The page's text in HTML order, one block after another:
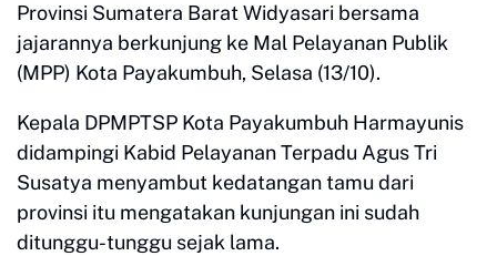
Provinsi Sumatera Barat Widyasari bersama
jajarannya berkunjung ke Mal Pelayanan Publik
(MPP) Kota Payakumbuh, Selasa (13/10).
Kepala DPMPTSP Kota Payakumbuh Harmayunis
didampingi Kabid Pelayanan Terpadu Agus Tri
Susatya menyambut kedatangan tamu dari
provinsi itu mengatakan kunjungan ini sudah
ditunggu-tunggu sejak lama.